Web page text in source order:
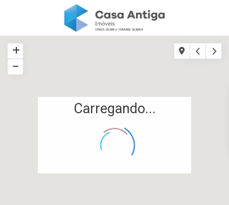
Carregando...